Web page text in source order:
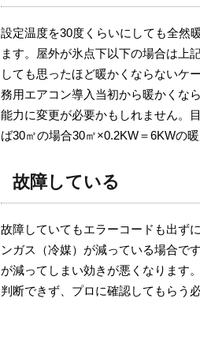
設定温度を30度くらいにしても全然
ます。屋外が氷点下以下の場合は上
しても思ったほど暖かくならないケ
務用エアコン導入当初から暖かくな
能力に変更が必要かもしれません。
ば30㎡の場合30㎡×0.2KW＝6KWの
故障している
故障していてもエラーコードも出ず
ンガス（冷媒）が減っている場合で
が減ってしまい効きが悪くなります
判断できず、プロに確認してもらう